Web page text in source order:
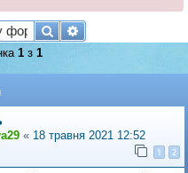
ПошукРозширений
1 з 1
« 18 травня 2021 12:52
1 2